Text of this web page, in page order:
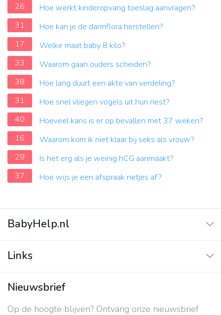
26
Hoe werkt kinderopvang toeslag aanvragen?
31
Hoe kan je de darmflora herstellen?
17
Welke maat baby 8 kilo?
33
Waarom gaan ouders scheiden?
38
Hoe lang duurt een akte van verdeling?
31
Hoe snel vliegen vogels uit hun nest?
40
Hoeveel kans is er op bevallen met 37 weken?
16
Waarom kom ik niet klaar bij seks als vrouw?
29
Is het erg als je weinig hCG aanmaakt?
37
Hoe wijs je een afspraak netjes af?
BabyHelp.nl
Vraag & Antwoord
Links
Contact
Over ons
Nieuwsbrief
Op de hoogte blijven? Ontvang onze nieuwsbrief